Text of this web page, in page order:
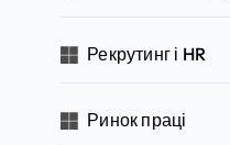
Рекрутинг і HR
Ринок праці